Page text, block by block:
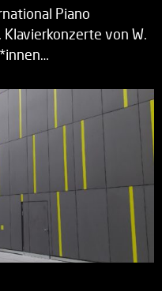
Piano
von W.